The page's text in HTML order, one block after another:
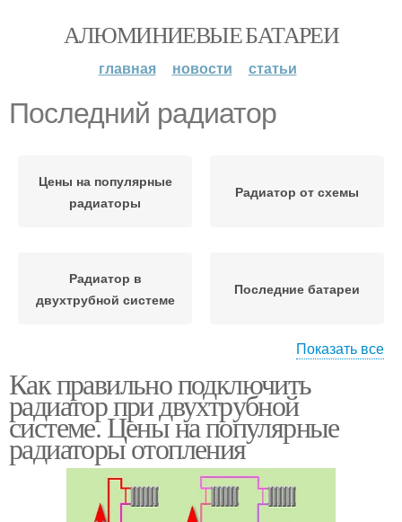
АЛЮМИНИЕВЫЕ БАТАРЕИ
главная новости статьи
Последний радиатор
Цены на популярные
радиаторы
Радиатор от схемы
Радиатор в
двухтрубной системе
Последние батареи
Клапан на радиаторе Кран на радиатор
Радиаторы при
двухтрубной системе
Радиаторы к
отопительной системе
Показать все
Как правильно подключить
радиатор при двухтрубной
системе. Цены на популярные
радиаторы отопления